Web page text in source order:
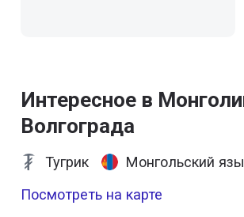
Интересное в
Волгограда
Тугрик
Монгольский
Посмотреть на карте